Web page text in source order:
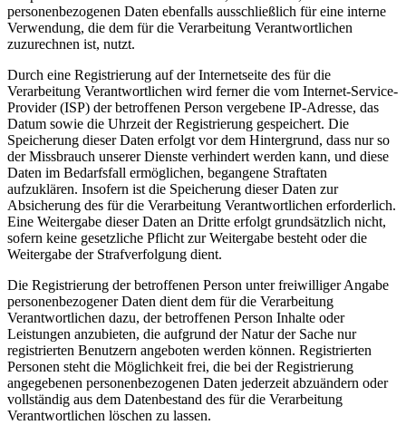
personenbezogenen Daten ebenfalls ausschließlich für eine interne
Verwendung, die dem für die Verarbeitung Verantwortlichen
zuzurechnen ist, nutzt.
Durch eine Registrierung auf der Internetseite des für die
Verarbeitung Verantwortlichen wird ferner die vom Internet-Service-
Provider (ISP) der betroffenen Person vergebene IP-Adresse, das
Datum sowie die Uhrzeit der Registrierung gespeichert. Die
Speicherung dieser Daten erfolgt vor dem Hintergrund, dass nur so
der Missbrauch unserer Dienste verhindert werden kann, und diese
Daten im Bedarfsfall ermöglichen, begangene Straftaten
aufzuklären. Insofern ist die Speicherung dieser Daten zur
Absicherung des für die Verarbeitung Verantwortlichen erforderlich.
Eine Weitergabe dieser Daten an Dritte erfolgt grundsätzlich nicht,
sofern keine gesetzliche Pflicht zur Weitergabe besteht oder die
Weitergabe der Strafverfolgung dient.
Die Registrierung der betroffenen Person unter freiwilliger Angabe
personenbezogener Daten dient dem für die Verarbeitung
Verantwortlichen dazu, der betroffenen Person Inhalte oder
Leistungen anzubieten, die aufgrund der Natur der Sache nur
registrierten Benutzern angeboten werden können. Registrierten
Personen steht die Möglichkeit frei, die bei der Registrierung
angegebenen personenbezogenen Daten jederzeit abzuändern oder
vollständig aus dem Datenbestand des für die Verarbeitung
Verantwortlichen löschen zu lassen.